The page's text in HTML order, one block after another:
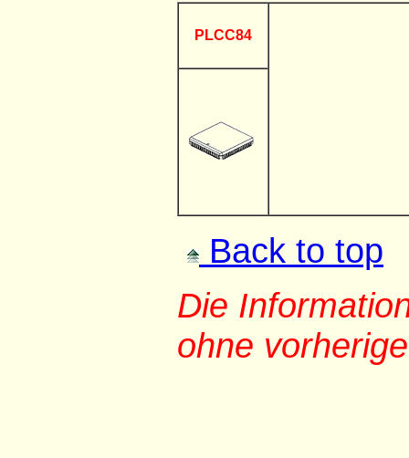
PLCC84
Back to top
Die
ohne